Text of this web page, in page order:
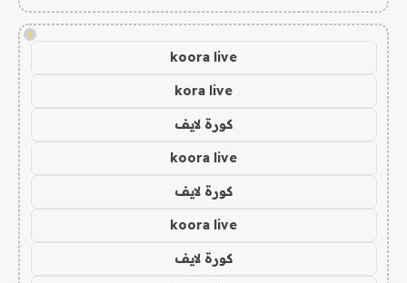
!
koora live
kora live
كورة لايف
koora live
كورة لايف
koora live
كورة لايف